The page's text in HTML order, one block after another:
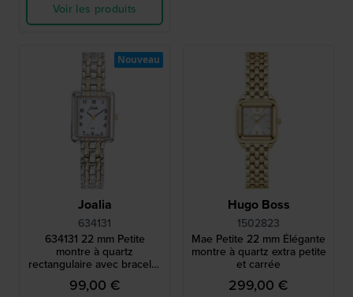
Voir les produits
Joalia
634131
634131 22 mm Petite
montre à quartz
rectangulaire avec bracelet
en métal
99,00 €
Nouveau
Hugo Boss
1502823
Mae Petite 22 mm Élégante
montre à quartz extra petite
et carrée
299,00 €